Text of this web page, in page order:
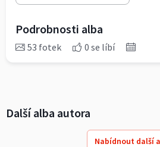
Podrobnosti alba
53 fotek 0 se líbí
Další alba autora
Nabídnout další